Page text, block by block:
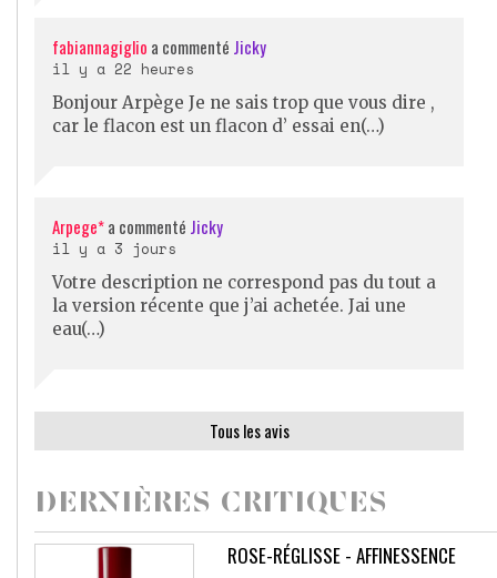
fabiannagiglio a commenté Jicky
il y a 22 heures
Bonjour Arpège Je ne sais trop que vous dire ,
car le flacon est un flacon d’ essai en(…)
Arpege*a commenté Jicky
il y a 3 jours
Votre description ne correspond pas du tout a
la version récente que j’ai achetée. Jai une
eau(…)
Tous les avis
DERNIÈRES CRITIQUES
ROSE-RÉGLISSE - AFFINESSENCE